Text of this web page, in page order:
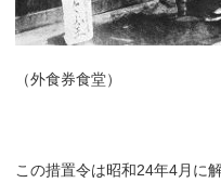
（外食券食堂）
この措置令は昭和24年4月に